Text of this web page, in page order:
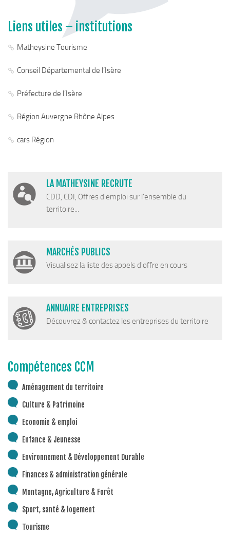
Liens utiles – institutions
Matheysine Tourisme
Conseil Départemental de l’Isère
Préfecture de l’Isère
Région Auvergne Rhône Alpes
cars Région
LA MATHEYSINE RECRUTE
CDD, CDI, Offres d'emploi sur l'ensemble du
territoire...
MARCHÉS PUBLICS
Visualisez la liste des appels d'offre en cours
ANNUAIRE ENTREPRISES
Découvrez & contactez les entreprises du territoire
Compétences CCM
Aménagement du territoire
Culture & Patrimoine
Economie & emploi
Enfance & Jeunesse
Environnement & Développement Durable
Finances & administration générale
Montagne, Agriculture & Forêt
Sport, santé & logement
Tourisme